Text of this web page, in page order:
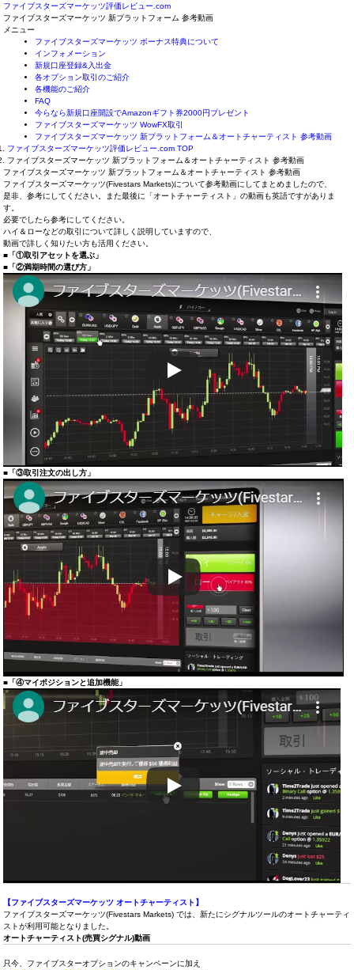
ファイブスターズマーケッツ評価レビュー.com
ファイブスターズマーケッツ 新プラットフォーム 参考動画
メニュー
ファイブスターズマーケッツ ボーナス特典について
インフォメーション
新規口座登録&入出金
各オプション取引のご紹介
各機能のご紹介
FAQ
今らなら新規口座開設でAmazonギフト券2000円プレゼント
ファイブスターズマーケッツ WowFX取引
ファイブスターズマーケッツ 新プラットフォーム＆オートチャーティスト 参考動画
ファイブスターズマーケッツ評価レビュー.com TOP
ファイブスターズマーケッツ 新プラットフォーム＆オートチャーティスト 参考動画
ファイブスターズマーケッツ 新プラットフォーム＆オートチャーティスト 参考動画
ファイブスターズマーケッツ(Fivestars Markets)について参考動画にしてまとめましたので、
是非、参考にしてください。また最後に「オートチャーティスト」の動画も英語ですがありま
す。
必要でしたら参考にしてください。
ハイ＆ローなどの取引について詳しく説明していますので、
動画で詳しく知りたい方も活用ください。
■「①取引アセットを選ぶ」
■「②満期時間の選び方」
■「③取引注文の出し方」
■「④マイポジションと追加機能」
【ファイブスターズマーケッツ オートチャーティスト】
ファイブスターズマーケッツ(Fivestars Markets) では、新たにシグナルツールのオートチャーティ
ストが利用可能となりました。
オートチャーティスト(売買シグナル)動画
只今、ファイブスターオプションのキャンペーンに加え